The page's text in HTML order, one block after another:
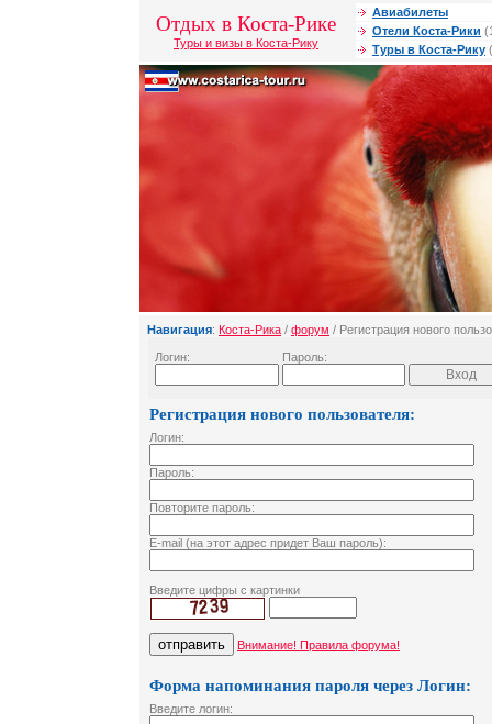
Отдых в Коста-Рике
Туры и визы в Коста-Рику
Авиабилеты
Отели Коста-Рики
Туры в Коста-Рику
Навигация: Коста-Рика / форум / Регистрация нового
Логин: Пароль:
Регистрация нового пользователя:
Логин:
Пароль:
Повторите пароль:
E-mail (на этот адрес придет Ваш пароль):
Введите цифры с картинки
Внимание! Правила форума!
Форма напоминания пароля через Логин:
Введите логин: